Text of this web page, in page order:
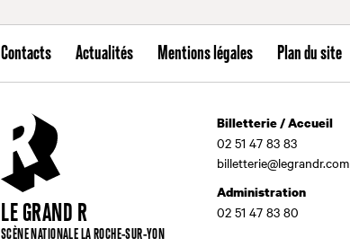
Contacts Actualités Mentions légales Plan du site
LE GRAND R
SCÈNE NATIONALE LA ROCHE-SUR-YON
Billetterie / Accueil
02 51 47 83 83
billetterie@legrandr.com
Administration
02 51 47 83 80